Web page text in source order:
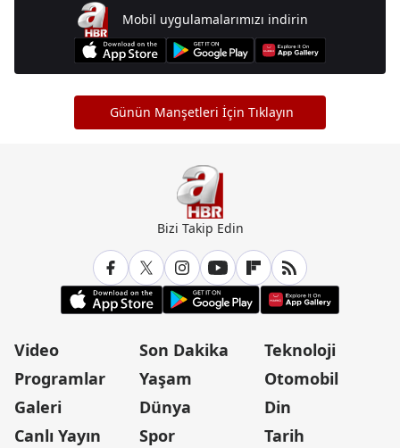
Mobil uygulamalarımızı indirin
Günün Manşetleri İçin Tıklayın
Bizi Takip Edin
Video
Programlar
Galeri
Canlı Yayın
Son Dakika
Yaşam
Dünya
Spor
Teknoloji
Otomobil
Din
Tarih